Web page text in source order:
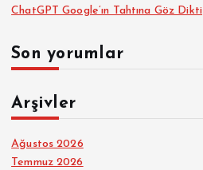
ChatGPT Google’ın Tahtına Göz Dikti
Son yorumlar
Arşivler
Ağustos 2026
Temmuz 2026